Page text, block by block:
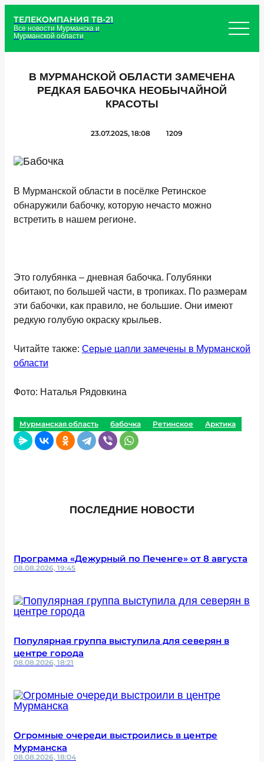
ТЕЛЕКОМПАНИЯ ТВ-21
Все новости Мурманска и
Мурманской области
В МУРМАНСКОЙ ОБЛАСТИ ЗАМЕЧЕНА
РЕДКАЯ БАБОЧКА НЕОБЫЧАЙНОЙ
КРАСОТЫ
23.07.2025, 18:08 1209
В Мурманской области в посёлке Ретинское
обнаружили бабочку, которую нечасто можно
встретить в нашем регионе.
Это голубянка – дневная бабочка. Голубянки
обитают, по большей части, в тропиках. По размерам
эти бабочки, как правило, не большие. Они имеют
редкую голубую окраску крыльев.
Читайте также: Серые цапли замечены в Мурманской
области
Фото: Наталья Рядовкина
Мурманская область бабочка Ретинское Арктика
ПОСЛЕДНИЕ НОВОСТИ
Программа «Дежурный по Печенге» от 8 августа
08.08.2026, 19:45
Популярная группа выступила для северян в
центре города
08.08.2026, 18:21
Огромные очереди выстроились в центре
Мурманска
08.08.2026, 18:04